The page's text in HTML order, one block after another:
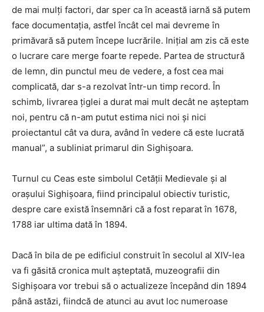
de mai mulţi factori, dar sper ca în această iarnă să putem
face documentaţia, astfel încât cel mai devreme în
primăvară să putem începe lucrările. Iniţial am zis că este
o lucrare care merge foarte repede. Partea de structură
de lemn, din punctul meu de vedere, a fost cea mai
complicată, dar s-a rezolvat într-un timp record. În
schimb, livrarea ţiglei a durat mai mult decât ne aşteptam
noi, pentru că n-am putut estima nici noi şi nici
proiectantul cât va dura, având în vedere că este lucrată
manual”, a subliniat primarul din Sighişoara.
Turnul cu Ceas este simbolul Cetăţii Medievale şi al
oraşului Sighişoara, fiind principalul obiectiv turistic,
despre care există însemnări că a fost reparat în 1678,
1788 iar ultima dată în 1894.
Dacă în bila de pe edificiul construit în secolul al XIV-lea
va fi găsită cronica mult aşteptată, muzeografii din
Sighişoara vor trebui să o actualizeze începând din 1894
până astăzi, fiindcă de atunci au avut loc numeroase